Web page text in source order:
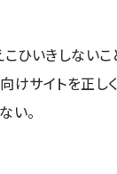
ひいきしないこ
サイトを正し
い。